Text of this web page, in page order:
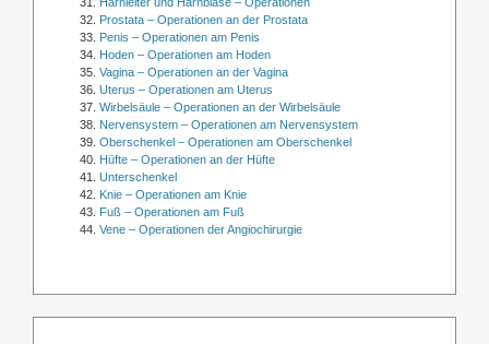
Prostata – Operationen an der Prostata
Penis – Operationen am Penis
Hoden – Operationen am Hoden
Vagina – Operationen an der Vagina
Uterus – Operationen am Uterus
Wirbelsäule – Operationen an der Wirbelsäule
Nervensystem – Operationen am Nervensystem
Oberschenkel – Operationen am Oberschenkel
Hüfte – Operationen an der Hüfte
Unterschenkel
Knie – Operationen am Knie
Fuß – Operationen am Fuß
Vene – Operationen der Angiochirurgie